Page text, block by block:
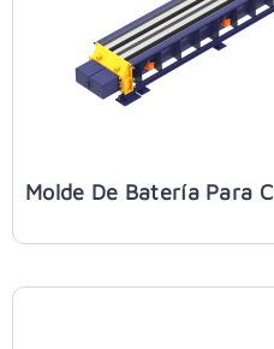
Molde De Batería Para